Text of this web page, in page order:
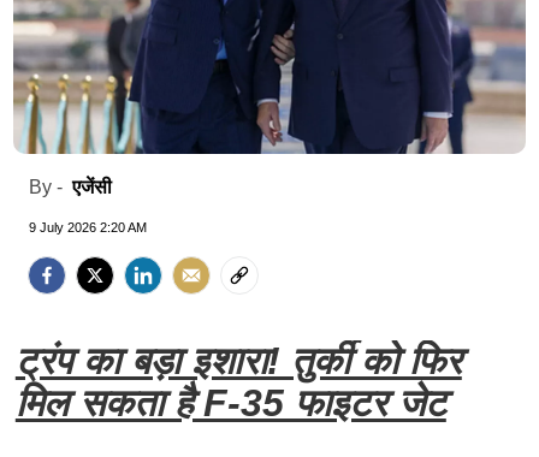
By -एजेंसी
9 July 2026 2:20 AM
ट्रंप का बड़ा इशारा! तुर्की को फिर
मिल सकता है F-35 फाइटर जेट